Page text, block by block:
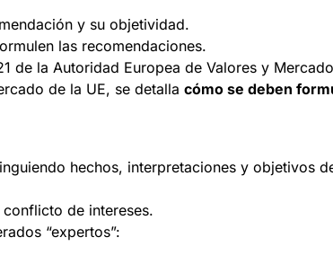
y su objetividad.
las recomendaciones.
de la Autoridad Europea de Valores y
de la UE, se detalla cómo se deben
hechos, interpretaciones y objetivos
de intereses.
“expertos”: